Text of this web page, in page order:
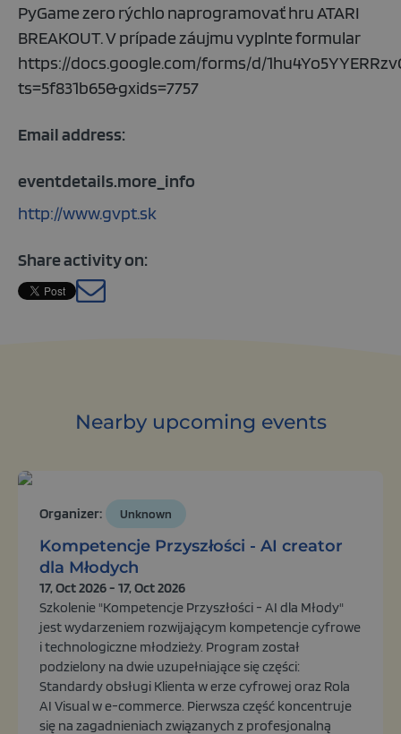
PyGame zero rýchlo naprogramovať hru ATARI
BREAKOUT. V prípade záujmu vyplnte formular
https://docs.google.com/forms/d/
ts=5f831b65&gxids=7757
Email address:
eventdetails.more_info
http://www.gvpt.sk
Share activity on:
Nearby upcoming events
Organizer: Unknown
Kompetencje Przyszłości - AI creator
dla Młodych
17, Oct 2026 - 17, Oct 2026
Szkolenie "Kompetencje Przyszłości - AI dla Młody"
jest wydarzeniem rozwijającym kompetencje cyfrowe
i technologiczne młodzieży. Program został
podzielony na dwie uzupełniające się części:
Standardy obsługi Klienta w erze cyfrowej oraz Rola
AI Visual w e-commerce. Pierwsza część koncentruje
się na zagadnieniach związanych z profesjonalną